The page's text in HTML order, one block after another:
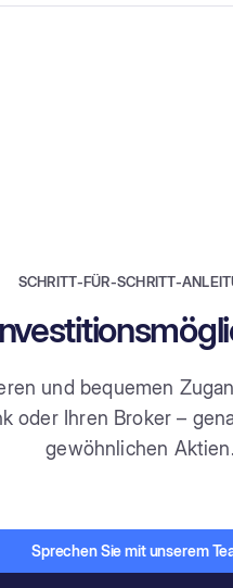
SCHRITT-FÜR-SCHRITT-
und bequemen
oder Ihren Broker –
gewöhnlichen
Sprechen Sie mit unserem